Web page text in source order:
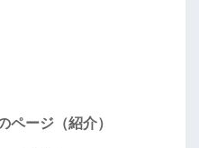
ページ（紹介）